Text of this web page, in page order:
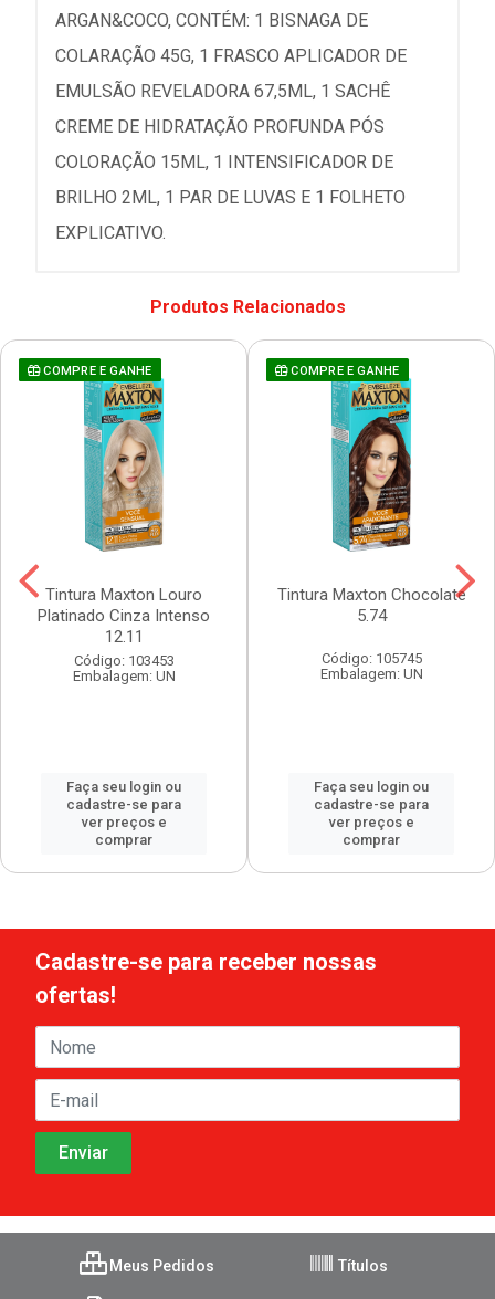
ARGAN&COCO, CONTÉM: 1 BISNAGA DE
COLARAÇÃO 45G, 1 FRASCO APLICADOR DE
EMULSÃO REVELADORA 67,5ML, 1 SACHÊ
CREME DE HIDRATAÇÃO PROFUNDA PÓS
COLORAÇÃO 15ML, 1 INTENSIFICADOR DE
BRILHO 2ML, 1 PAR DE LUVAS E 1 FOLHETO
EXPLICATIVO.
Produtos Relacionados
COMPRE E GANHE
Tintura Maxton Louro
Platinado Cinza Intenso
12.11
Código: 103453
Embalagem: UN
Faça seu login ou
cadastre-se para
ver preços e
comprar
COMPRE E GANHE
Tintura Maxton Chocolate
5.74
Código: 105745
Embalagem: UN
Faça seu login ou
cadastre-se para
ver preços e
comprar
Cadastre-se para receber nossas
ofertas!
Meus Pedidos Títulos